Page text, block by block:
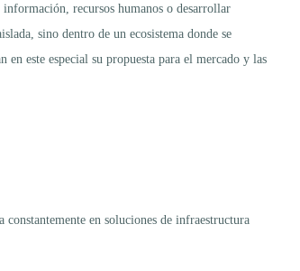
recursos humanos o desarrollar
sino dentro de un ecosistema donde se
este especial su propuesta para el mercado y las
en soluciones de infraestructura